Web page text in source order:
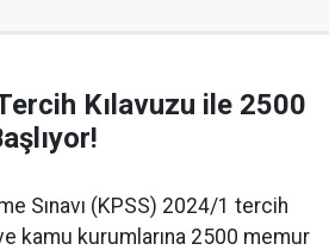
Kılavuzu ile 2500
Sınavı (KPSS) 2024/1 tercih
kamu kurumlarına 2500 memur